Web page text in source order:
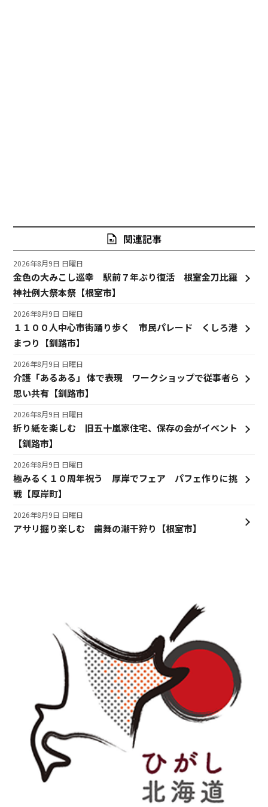
関連記事
金色の大みこし巡幸 駅前７年ぶり復活 根室金刀比羅
神社例大祭本祭【根室市】
2026年8月9日 日曜日
１１００人中心市街踊り歩く 市民パレード くしろ港
まつり【釧路市】
2026年8月9日 日曜日
介護「あるある」 体で表現 ワークショップで従事者ら
思い共有【釧路市】
2026年8月9日 日曜日
折り紙を楽しむ 旧五十嵐家住宅、保存の会がイベント
【釧路市】
2026年8月9日 日曜日
極みるく１０周年祝う 厚岸でフェア パフェ作りに挑
戦【厚岸町】
2026年8月9日 日曜日
アサリ掘り楽しむ 歯舞の潮干狩り【根室市】
2026年8月9日 日曜日